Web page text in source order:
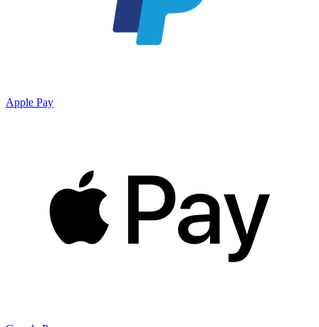
Apple Pay